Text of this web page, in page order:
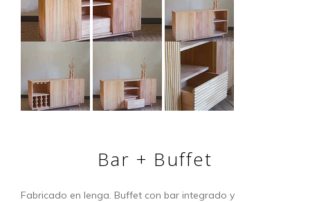
Bar + Buffet
Fabricado en lenga. Buffet con bar integrado y